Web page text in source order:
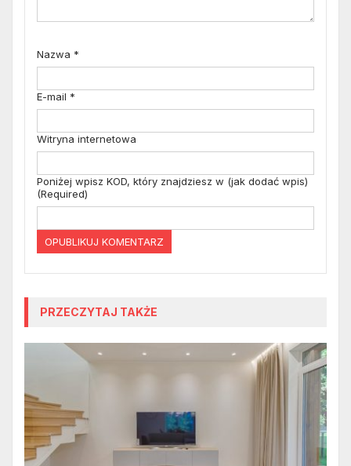
Nazwa *
E-mail *
Witryna internetowa
Poniżej wpisz KOD, który znajdziesz w (jak dodać wpis)
(Required)
PRZECZYTAJ TAKŻE